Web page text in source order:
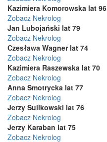
Kazimiera Komorowska lat 96
Zobacz Nekrolog
Jan Lubojański lat 79
Zobacz Nekrolog
Czesława Wagner lat 74
Zobacz Nekrolog
Kazimiera Raszewska lat 70
Zobacz Nekrolog
Anna Smotrycka lat 77
Zobacz Nekrolog
Jerzy Sulikowski lat 76
Zobacz Nekrolog
Jerzy Karaban lat 75
Zobacz Nekrolog